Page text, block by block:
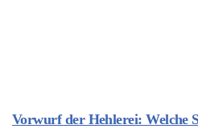
Vorwurf der Hehlerei: Welche